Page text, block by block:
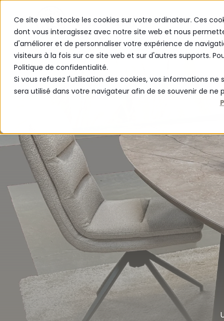
Ce site web stocke les cookies sur votre ordinateur. Ces
dont vous interagissez avec notre site web et nous
d'améliorer et de personnaliser votre expérience de
visiteurs à la fois sur ce site web et sur d'autres supports.
Politique de confidentialité.
Si vous refusez l'utilisation des cookies, vos informations
sera utilisé dans votre navigateur afin de se souvenir de ne
PRODUITS